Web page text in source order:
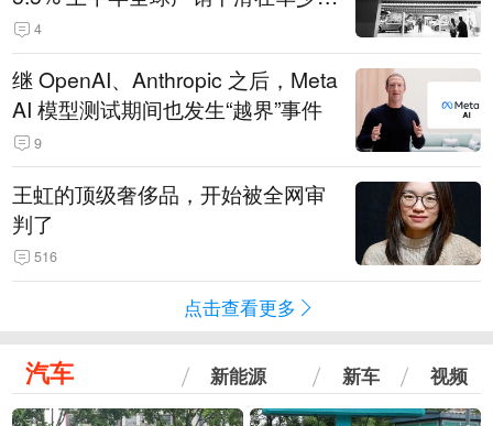
14.3万辆
4
继 OpenAI、Anthropic 之后，Meta
AI 模型测试期间也发生“越界”事件
9
王虹的顶级奢侈品，开始被全网审
判了
516
点击查看更多
汽车 新能源 新车 视频